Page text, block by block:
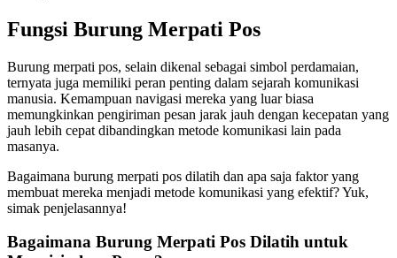
Fungsi Burung Merpati Pos
Burung merpati pos, selain dikenal sebagai simbol perdamaian,
ternyata juga memiliki peran penting dalam sejarah komunikasi
manusia. Kemampuan navigasi mereka yang luar biasa
memungkinkan pengiriman pesan jarak jauh dengan kecepatan yang
jauh lebih cepat dibandingkan metode komunikasi lain pada
masanya.
Bagaimana burung merpati pos dilatih dan apa saja faktor yang
membuat mereka menjadi metode komunikasi yang efektif? Yuk,
simak penjelasannya!
Bagaimana Burung Merpati Pos Dilatih untuk